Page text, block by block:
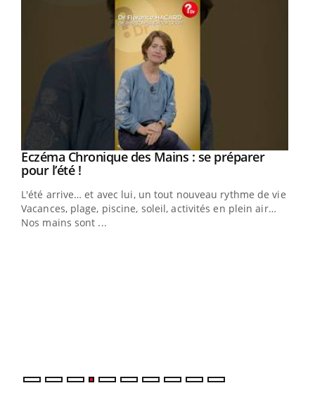
Youtube
Eczéma Chronique des Mains : se préparer
pour l’été !Youtube
L'été arrive… et avec lui, un tout nouveau rythme de vie !
Vacances, plage, piscine, soleil, activités en plein air…
Nos mains sont ...